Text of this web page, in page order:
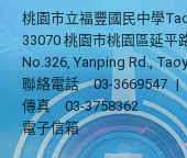
桃園市立福豐國民中學
33070 桃園市桃園區延平
No.326, Yanping Rd.,
聯絡電話
03-3669547 |
傳真
03-3758362
電子信箱